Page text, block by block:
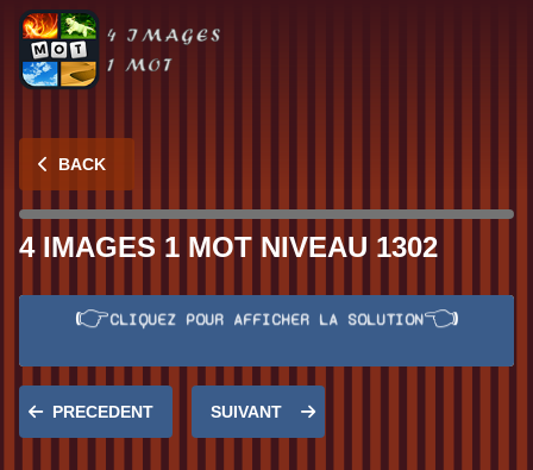
BACK
4 IMAGES 1 MOT NIVEAU 1302
Réponse:HANTER
👉CLIQUEZ POUR AFFICHER LA SOLUTION👈
PRECEDENT SUIVANT